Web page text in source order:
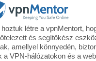
létre a vpnMentort,
és segítőkész
amellyel könnyedén,
a VPN-hálózatokon és a